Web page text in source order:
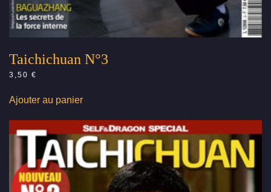
Taichichuan N°3
3,50 €
Ajouter au panier